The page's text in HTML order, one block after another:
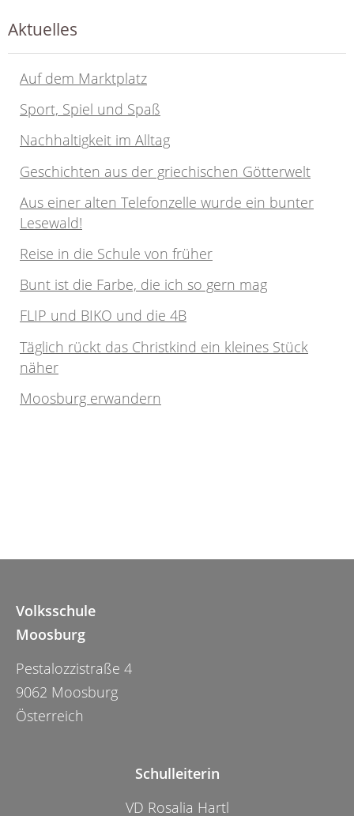
Aktuelles
Auf dem Marktplatz
Sport, Spiel und Spaß
Nachhaltigkeit im Alltag
Geschichten aus der griechischen Götterwelt
Aus einer alten Telefonzelle wurde ein bunter
Lesewald!
Reise in die Schule von früher
Bunt ist die Farbe, die ich so gern mag
FLIP und BIKO und die 4B
Täglich rückt das Christkind ein kleines Stück
näher
Moosburg erwandern
Volksschule
Moosburg
Pestalozzistraße 4
9062 Moosburg
Österreich
Schulleiterin
VD Rosalia Hartl